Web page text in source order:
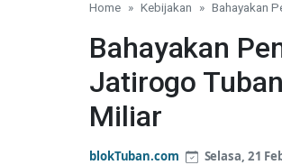
Home Kebijakan Bahayakan
Bahayakan
Jatirogo
Miliar
blokTuban.com Selasa, 21